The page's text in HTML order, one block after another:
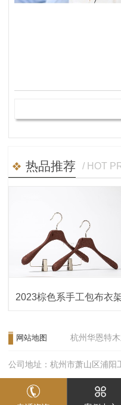
热品推荐 / HOT
2023棕色系手工包布衣
网站地图 杭州华恩特
公司地址：杭州市萧山区浦阳